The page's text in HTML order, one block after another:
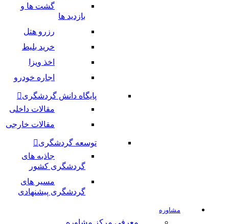
گشت ها و
بازدید ها
رزرو هتل
خرید بلیط
اخذ ویزا
اجاره خودرو
پایگاه دانش گردشگری
مقالات داخلی
مقالات خارجی
توسعه گردشگری
جاذبه های
گردشگری کشور
مسیر های
گردشگری پیشنهادی
مشاوره
معرفی مرکز مشاوره